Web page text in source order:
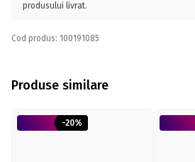
produsului livrat.
Cod produs: 100191085
Produse similare
-20%